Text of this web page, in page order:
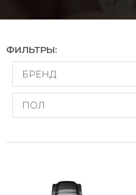
ФИЛЬТРЫ:
БРЕНД
ПОЛ